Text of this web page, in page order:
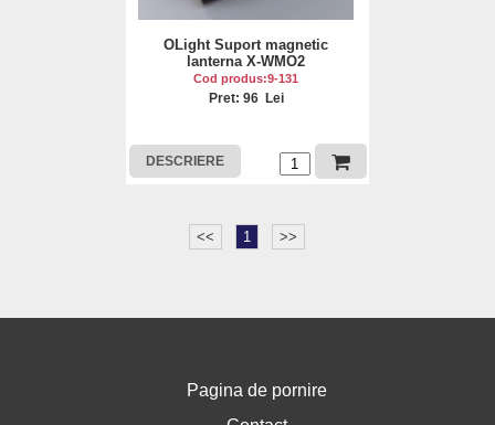
OLight Suport magnetic
lanterna X-WMO2
Cod produs:9-131
Pret: 96 Lei
DESCRIERE
<< 1 >>
Pagina de pornire